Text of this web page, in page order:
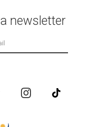
newsletter
